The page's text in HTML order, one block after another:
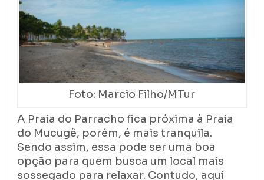
Foto: Marcio Filho/MTur
A Praia do Parracho fica próxima à Praia
do Mucugê, porém, é mais tranquila.
Sendo assim, essa pode ser uma boa
opção para quem busca um local mais
sossegado para relaxar. Contudo, aqui